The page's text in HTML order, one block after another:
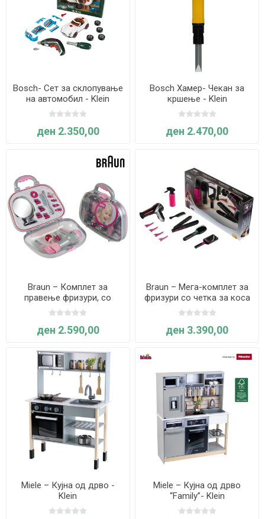
Bosch- Сет за склопување
на автомобил - Klein
ден 2.350,00
Bosch Хамер- Чекан за
кршење - Klein
ден 2.470,00
Braun – Комплет за
правење фризури, со
електричен фен - Klein
ден 2.590,00
Braun – Мега-комплет за
фризури со четка за коса
Braun Saten Hair 7 - Klein
ден 3.390,00
Miele – Кујна од дрво -
Klein
Miele – Кујна од дрво
“Family”- Klein